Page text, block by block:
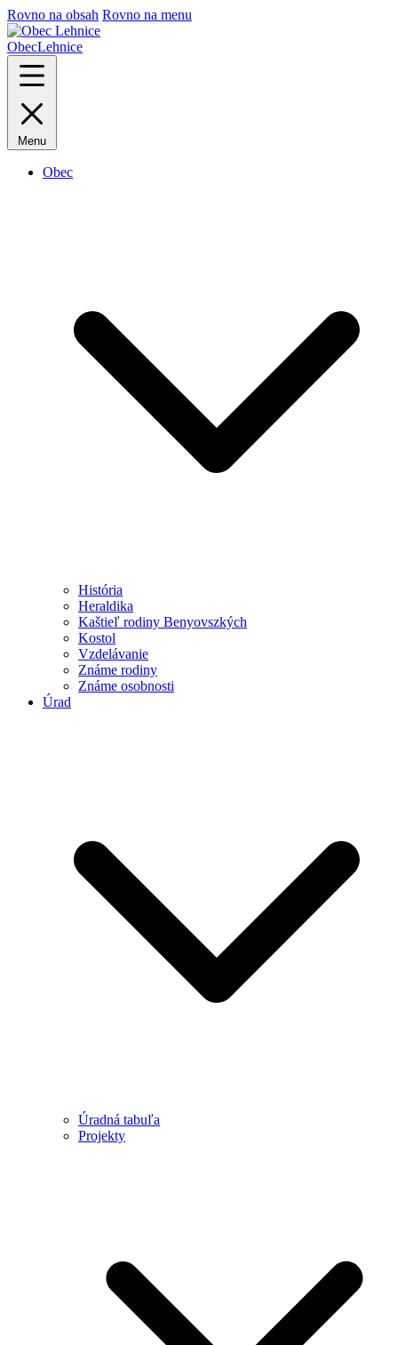
Rovno na obsah Rovno na menu
ObecLehnice
Menu
Obec
História
Heraldika
Kaštieľ rodiny Benyovszkých
Kostol
Vzdelávanie
Známe rodiny
Známe osobnosti
Úrad
Úradná tabuľa
Projekty